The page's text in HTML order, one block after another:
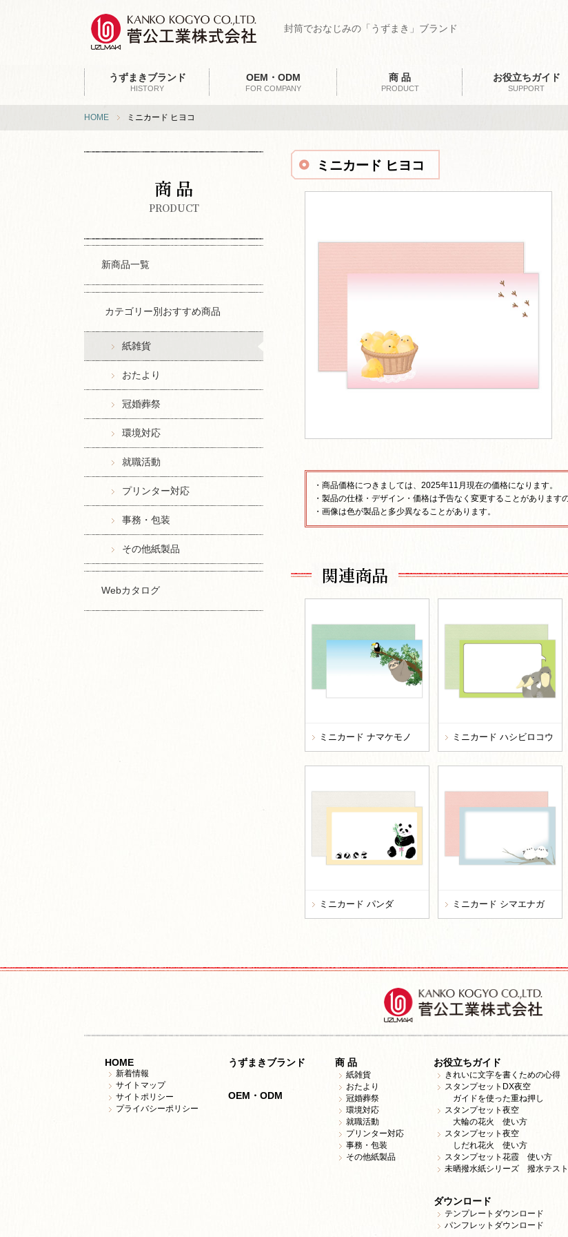
封筒でおなじみの「うずまき」ブランド
うずまきブランド
HISTORY
OEM・ODM
FOR COMPANY
商 品
PRODUCT
お役立ちガイド
SUPPORT
HOME ミニカード ヒヨコ
商 品
PRODUCT
新商品一覧
カテゴリー別おすすめ商品
紙雑貨
おたより
冠婚葬祭
環境対応
就職活動
プリンター対応
事務・包装
その他紙製品
Webカタログ
ミニカード ヒヨコ
・商品価格につきましては、2025年11月現在の価格になります。
・製品の仕様・デザイン・価格は予告なく変更することがあります
・画像は色が製品と多少異なることがあります。
関連商品
ミニカード ナマケモノ ミニカード ハシビロコウ
ミニカード パンダ ミニカード シマエナガ
HOME
新着情報
サイトマップ
サイトポリシー
プライバシーポリシー
うずまきブランド
OEM・ODM
商 品
紙雑貨
おたより
冠婚葬祭
環境対応
就職活動
プリンター対応
事務・包装
その他紙製品
お役立ちガイド
きれいに文字を書くための心得
スタンプセットDX夜空
ガイドを使った重ね押し
スタンプセット夜空
大輪の花火 使い方
スタンプセット夜空
しだれ花火 使い方
スタンプセット花霞 使い方
未晒撥水紙シリーズ 撥水テスト
ダウンロード
テンプレートダウンロード
パンフレットダウンロード